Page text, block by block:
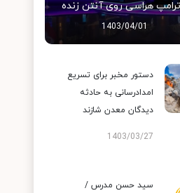
هراسی روی آنتن زنده
1403/04/01
دستور مخبر برای تسریع
امدادرسانی به حادثه‌
دیدگان معدن شازند
1403/03/27
سید حسن مدرس /